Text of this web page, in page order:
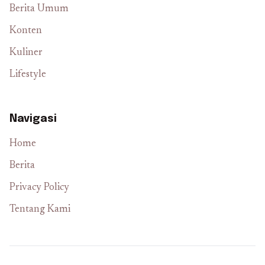
Berita Umum
Konten
Kuliner
Lifestyle
Navigasi
Home
Berita
Privacy Policy
Tentang Kami